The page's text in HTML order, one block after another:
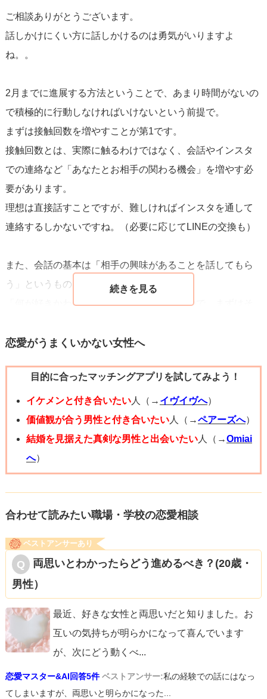
ご相談ありがとうございます。
話しかけにくい方に話しかけるのは勇気がいりますよ
ね。。
2月までに進展する方法ということで、あまり時間がないの
で積極的に行動しなければいけないという前提で。
まずは接触回数を増やすことが第1です。
接触回数とは、実際に触るわけではなく、会話やインスタ
での連絡など「あなたとお相手の関わる機会」を増やす必
要があります。
理想は直接話すことですが、難しければインスタを通して
連絡するしかないですね。（必要に応じてLINEの交換も）
また、会話の基本は「相手の興味があることを話してもら
う」というものになります。
「何が好きかわからない」と仰っていますので、まずはそ
「インスタではストーリーやノートを投稿してないから、
きなものとかあるの？」みたいな感じで。
趣味、好きなものを確認したら、その話題をとことん深掘
りしていくのです。
人は好きなものの話を他人にするのが一番テンションあが
りますし、気持ちよくなるものです。そこであなたが良い
リアクションができれば完璧です。
少し仲良くなってきたかなっていうタイミングで学校から
ょうか。
あわよくば、2人でお出かけなんてできたら最高です。
残り1カ月でできることはこのくらいかなと思います。
応援しています。がんばってください。
恋愛がうまくいかない女性へ
目的に合ったマッチングアプリを試してみよう！
イケメンと付き合いたい人（→ イヴイヴへ）
価値観が合う男性と付き合いたい人（→ペアーズへ）
結婚を見据えた真剣な男性と出会いたい人（→Omiai
へ）
合わせて読みたい職場・学校の恋愛相談
ベストアンサーあり
両思いとわかったらどう進めるべき？(20歳・
男性）
最近、好きな女性と両思いだと知りました。お
互いの気持ちが明らかになって喜んでいます
が、次にどう動くべ...
恋愛マスター&AI回答5件 ベストアンサー:私の経験での話にはなっ
てしまいますが、両思いと明らかになった...